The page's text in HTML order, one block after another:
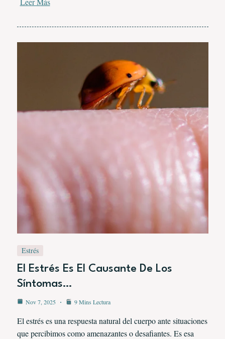
Estrés
El Estrés Es El Causante De Los
Síntomas…
Nov 7, 2025 9 Mins Lectura
El estrés es una respuesta natural del cuerpo ante situaciones
que percibimos como amenazantes o desafiantes. Es esa